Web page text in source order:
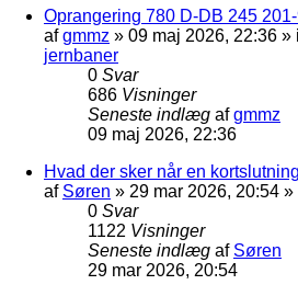
Oprangering 780 D-DB 245
afgmmz » 09 maj 2026, 22:36 » i
jernbaner
0 Svar
686 Visninger
Seneste indlæg afgmmz
09 maj 2026, 22:36
Hvad der sker når en
af Søren » 29 mar 2026, 20:54 »
0 Svar
1122 Visninger
Seneste indlæg af Søren
29 mar 2026, 20:54